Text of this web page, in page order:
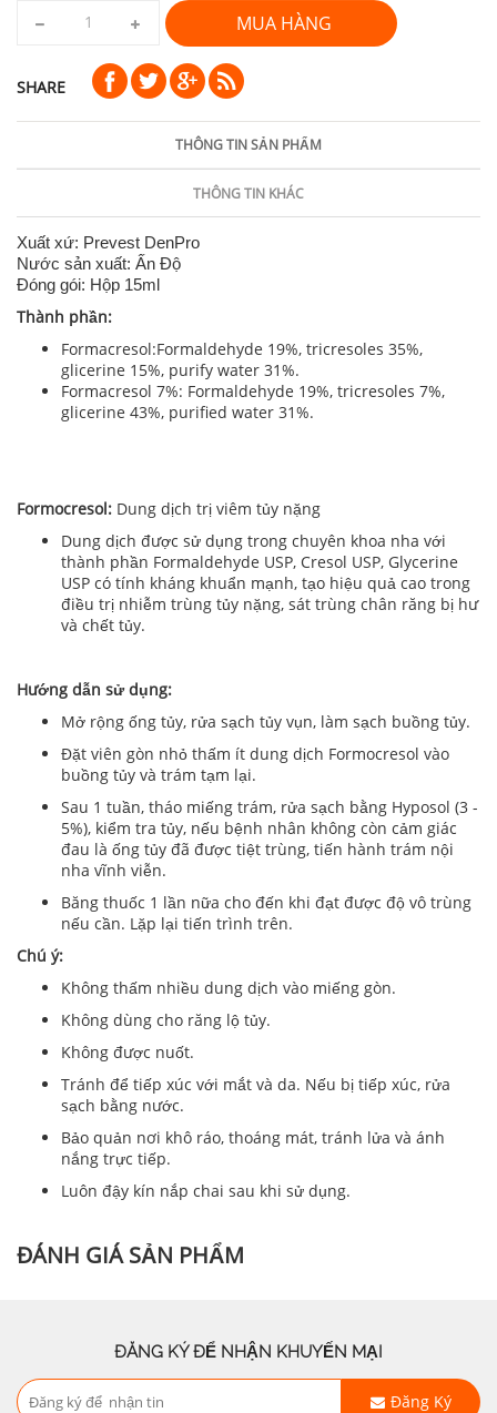
MUA HÀNG
SHARE
THÔNG TIN SẢN PHẨM
THÔNG TIN KHÁC
Xuất xứ: Prevest DenPro
Nước sản xuất: Ấn Độ
Đóng gói: Hộp 15ml
Thành phần:
Formacresol:Formaldehyde 19%, tricresoles 35%,
glicerine 15%, purify water 31%.
Formacresol 7%: Formaldehyde 19%, tricresoles 7%,
glicerine 43%, purified water 31%.
Formocresol: Dung dịch trị viêm tủy nặng
Dung dịch được sử dụng trong chuyên khoa nha với
thành phần Formaldehyde USP, Cresol USP, Glycerine
USP có tính kháng khuẩn mạnh, tạo hiệu quả cao trong
điều trị nhiễm trùng tủy nặng, sát trùng chân răng bị hư
và chết tủy.
Hướng dẫn sử dụng:
Mở rộng ống tủy, rửa sạch tủy vụn, làm sạch buồng tủy.
Đặt viên gòn nhỏ thấm ít dung dịch Formocresol vào
buồng tủy và trám tạm lại.
Sau 1 tuần, tháo miếng trám, rửa sạch bằng Hyposol (3 -
5%), kiểm tra tủy, nếu bệnh nhân không còn cảm giác
đau là ống tủy đã được tiệt trùng, tiến hành trám nội
nha vĩnh viễn.
Băng thuốc 1 lần nữa cho đến khi đạt được độ vô trùng
nếu cần. Lặp lại tiến trình trên.
Chú ý:
Không thấm nhiều dung dịch vào miếng gòn.
Không dùng cho răng lộ tủy.
Không được nuốt.
Tránh để tiếp xúc với mắt và da. Nếu bị tiếp xúc, rửa
sạch bằng nước.
Bảo quản nơi khô ráo, thoáng mát, tránh lửa và ánh
nắng trực tiếp.
Luôn đậy kín nắp chai sau khi sử dụng.
ĐÁNH GIÁ SẢN PHẨM
ĐĂNG KÝ ĐỂ NHẬN KHUYẾN MẠI
Đăng Ký